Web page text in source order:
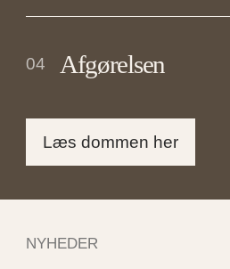
04 Afgørelsen
Læs dommen her
NYHEDER